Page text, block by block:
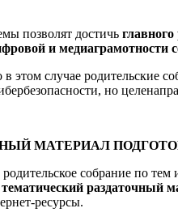
позволят достичь главного
и медиаграмотности
этом случае родительские
но
МАТЕРИАЛ
собрание по
тематический раздаточный
ресурсы.